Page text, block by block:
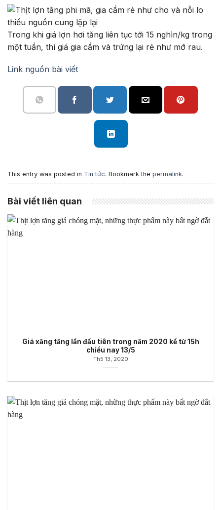
Trong khi giá lợn hơi tăng liên tục tới 15 nghìn/kg trong
một tuần, thì giá gia cầm và trứng lại rẻ như mớ rau.
Link nguồn bài viết
This entry was posted in Tin tức. Bookmark the permalink.
Bài viết liên quan
Giá xăng tăng lần đầu tiên trong năm 2020 kể từ 15h
chiều nay 13/5
Th5 13, 2020